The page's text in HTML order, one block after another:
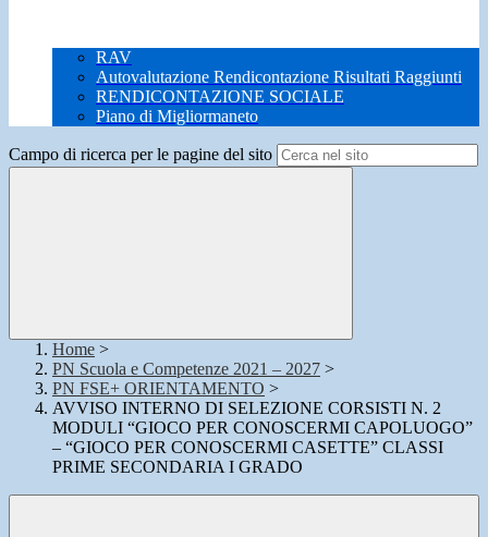
RAV
Autovalutazione Rendicontazione Risultati Raggiunti
RENDICONTAZIONE SOCIALE
Piano di Migliormaneto
Campo di ricerca per le pagine del sito
Home >
PN Scuola e Competenze 2021 – 2027 >
PN FSE+ ORIENTAMENTO >
AVVISO INTERNO DI SELEZIONE CORSISTI N. 2
MODULI “GIOCO PER CONOSCERMI CAPOLUOGO”
– “GIOCO PER CONOSCERMI CASETTE” CLASSI
PRIME SECONDARIA I GRADO